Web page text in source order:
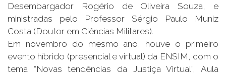
Desembargador Rogério de Oliveira Souza, e
ministradas pelo Professor Sérgio Paulo Muniz
Costa (Doutor em Ciências Militares).
Em novembro do mesmo ano, houve o primeiro
evento híbrido (presencial e virtual) da ENSIM, com o
tema “Novas tendências da Justiça Virtual”, Aula